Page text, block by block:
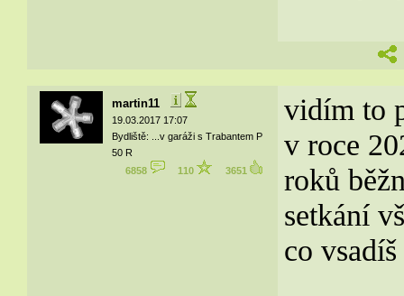
martin11
19.03.2017 17:07
Bydliště: ...v garáži s Trabantem P
50 R
6858
110 3651
vidím to
v roce
roků
setkání
co